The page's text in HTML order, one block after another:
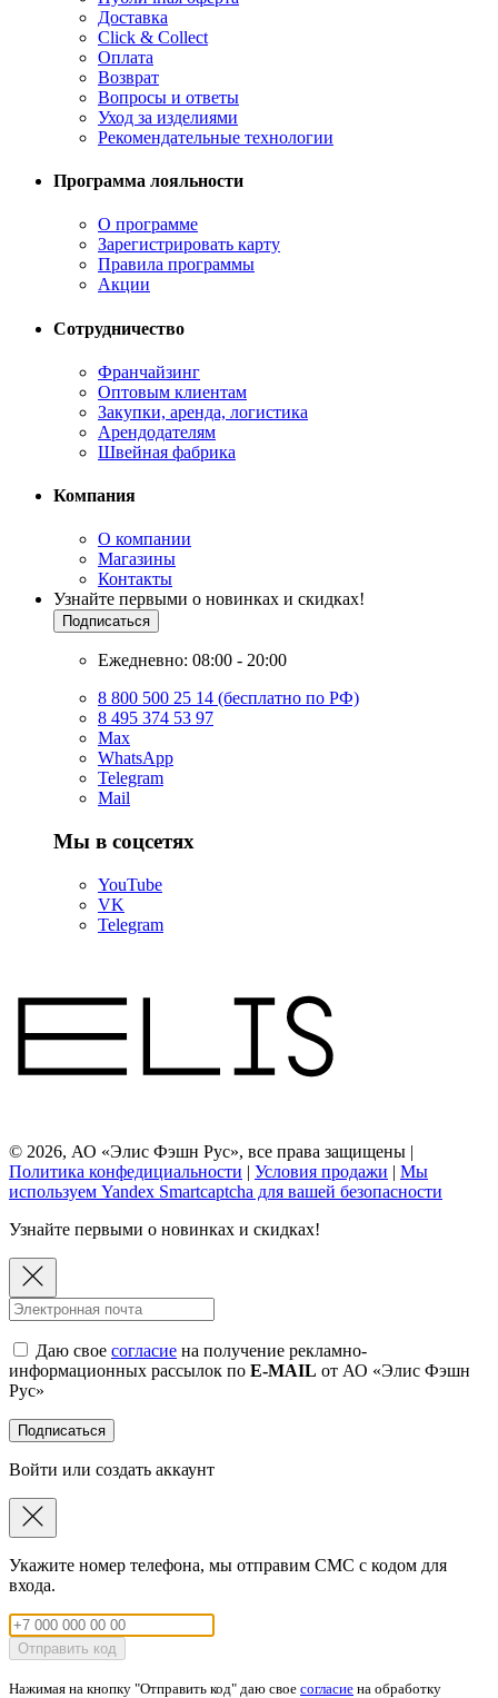
Доставка
Click & Collect
Оплата
Возврат
Вопросы и ответы
Уход за изделиями
Рекомендательные технологии
Программа лояльности
О программе
Зарегистрировать карту
Правила программы
Акции
Сотрудничество
Франчайзинг
Оптовым клиентам
Закупки, аренда, логистика
Арендодателям
Швейная фабрика
Компания
О компании
Магазины
Контакты
Узнайте первыми о новинках и скидках!
Подписаться
Ежедневно: 08:00 - 20:00
8 800 500 25 14 (бесплатно по РФ)
8 495 374 53 97
Max
WhatsApp
Telegram
Mail
Мы в соцсетях
YouTube
VK
Telegram
© 2026, АО «Элис Фэшн Рус», все права защищены |
Политика конфедициальности | Условия продажи | Мы
используем Yandex Smartcaptcha для вашей безопасности
Узнайте первыми о новинках и скидках!
Даю свое согласие на получение рекламно-
информационных рассылок по E-MAIL от АО «Элис Фэшн
Рус»
Подписаться
Войти или создать аккаунт
Укажите номер телефона, мы отправим СМС с кодом для
входа.
Отправить код
Нажимая на кнопку "Отправить код" даю свое согласие на обработку